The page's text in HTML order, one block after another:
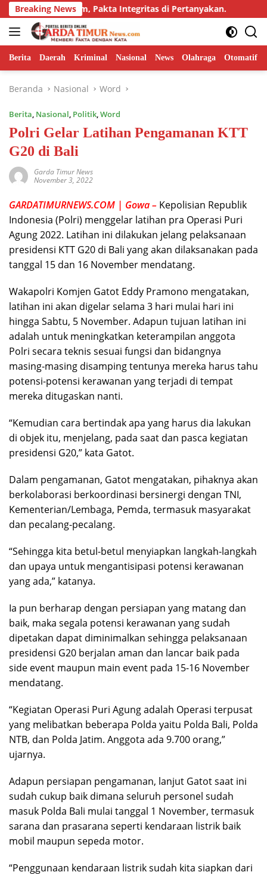
Langsung
ke
konten
Breaking NewsPakta Integritas di Pertanyakan. Dorong
Berita Daerah Kriminal Nasional News Olahraga Otomatif
Beranda Nasional Word
Berita, Nasional, Politik,Word
Polri Gelar Latihan Pengamanan KTT
G20 di Bali
Garda Timur News
November 3, 2022
GARDATIMURNEWS.COM | Gowa – Kepolisian Republik
Indonesia (Polri) menggelar latihan pra Operasi Puri
Agung 2022. Latihan ini dilakukan jelang pelaksanaan
presidensi KTT G20 di Bali yang akan dilaksanakan pada
tanggal 15 dan 16 November mendatang.
Wakapolri Komjen Gatot Eddy Pramono mengatakan,
latihan ini akan digelar selama 3 hari mulai hari ini
hingga Sabtu, 5 November. Adapun tujuan latihan ini
adalah untuk meningkatkan keterampilan anggota
Polri secara teknis sesuai fungsi dan bidangnya
masing-masing disamping tentunya mereka harus tahu
potensi-potensi kerawanan yang terjadi di tempat
mereka ditugaskan nanti.
“Kemudian cara bertindak apa yang harus dia lakukan
di objek itu, menjelang, pada saat dan pasca kegiatan
presidensi G20,” kata Gatot.
Dalam pengamanan, Gatot mengatakan, pihaknya akan
berkolaborasi berkoordinasi bersinergi dengan TNI,
Kementerian/Lembaga, Pemda, termasuk masyarakat
dan pecalang-pecalang.
“Sehingga kita betul-betul menyiapkan langkah-langkah
dan upaya untuk mengantisipasi potensi kerawanan
yang ada,” katanya.
Ia pun berharap dengan persiapan yang matang dan
baik, maka segala potensi kerawanan yang sudah
dipetakan dapat diminimalkan sehingga pelaksanaan
presidensi G20 berjalan aman dan lancar baik pada
side event maupun main event pada 15-16 November
mendatang.
“Kegiatan Operasi Puri Agung adalah Operasi terpusat
yang melibatkan beberapa Polda yaitu Polda Bali, Polda
NTB, dan Polda Jatim. Anggota ada 9.700 orang,”
ujarnya.
Adapun persiapan pengamanan, lanjut Gatot saat ini
sudah cukup baik dimana seluruh personel sudah
masuk Polda Bali mulai tanggal 1 November, termasuk
sarana dan prasarana seperti kendaraan listrik baik
mobil maupun sepeda motor.
“Penggunaan kendaraan listrik sudah kita siapkan dari